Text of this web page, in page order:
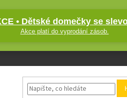
• Dětské domečky se
Akce platí do vyprodání zásob.